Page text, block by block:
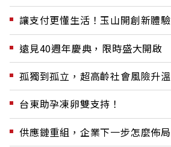
讓支付更懂生活！玉山開創新體驗
遠見40週年慶典，限時盛大開啟
孤獨到孤立，超高齡社會風險升溫
台東助孕凍卵雙支持！
供應鏈重組，企業下一步怎麼佈局